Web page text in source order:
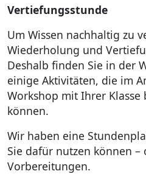
Vertiefungsstunde
Um Wissen nachhaltig zu
Wiederholung und
Deshalb finden Sie in der
einige Aktivitäten, die im
Workshop mit Ihrer
können.
Wir haben eine
Sie dafür nutzen können –
Vorbereitungen.